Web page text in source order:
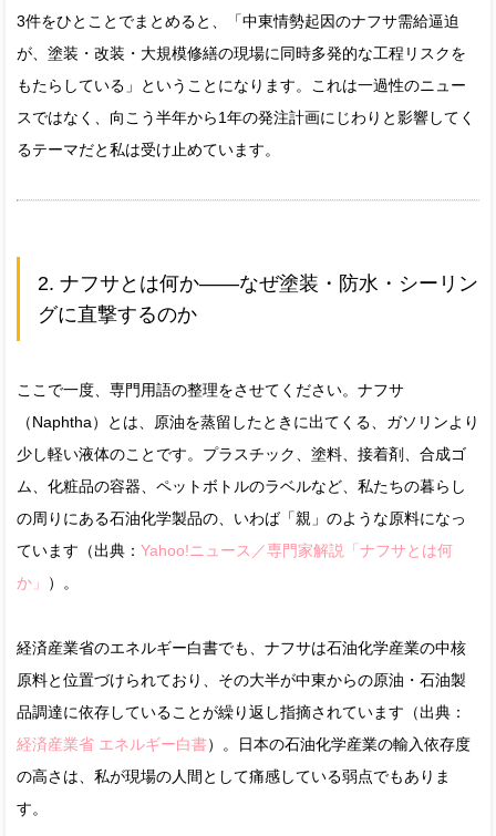
3件をひとことでまとめると、「中東情勢起因のナフサ需給逼迫
が、塗装・改装・大規模修繕の現場に同時多発的な工程リスクを
もたらしている」ということになります。これは一過性のニュー
スではなく、向こう半年から1年の発注計画にじわりと影響してく
るテーマだと私は受け止めています。
2. ナフサとは何か——なぜ塗装・防水・シーリン
グに直撃するのか
ここで一度、専門用語の整理をさせてください。ナフサ
（Naphtha）とは、原油を蒸留したときに出てくる、ガソリンより
少し軽い液体のことです。プラスチック、塗料、接着剤、合成ゴ
ム、化粧品の容器、ペットボトルのラベルなど、私たちの暮らし
の周りにある石油化学製品の、いわば「親」のような原料になっ
ています（出典： Yahoo!ニュース／専門家解説「ナフサとは何
か」
）。
経済産業省のエネルギー白書でも、ナフサは石油化学産業の中核
原料と位置づけられており、その大半が中東からの原油・石油製
品調達に依存していることが繰り返し指摘されています（出典：
経済産業省 エネルギー白書）。日本の石油化学産業の輸入依存度
の高さは、私が現場の人間として痛感している弱点でもありま
す。